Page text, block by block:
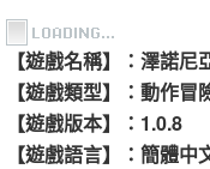
【遊戲名稱】：澤諾
【遊戲類型】：動作冒
【遊戲版本】：1.0.8
【遊戲語言】：簡體中